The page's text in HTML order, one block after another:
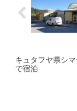
キュタフヤ県シ
で宿泊